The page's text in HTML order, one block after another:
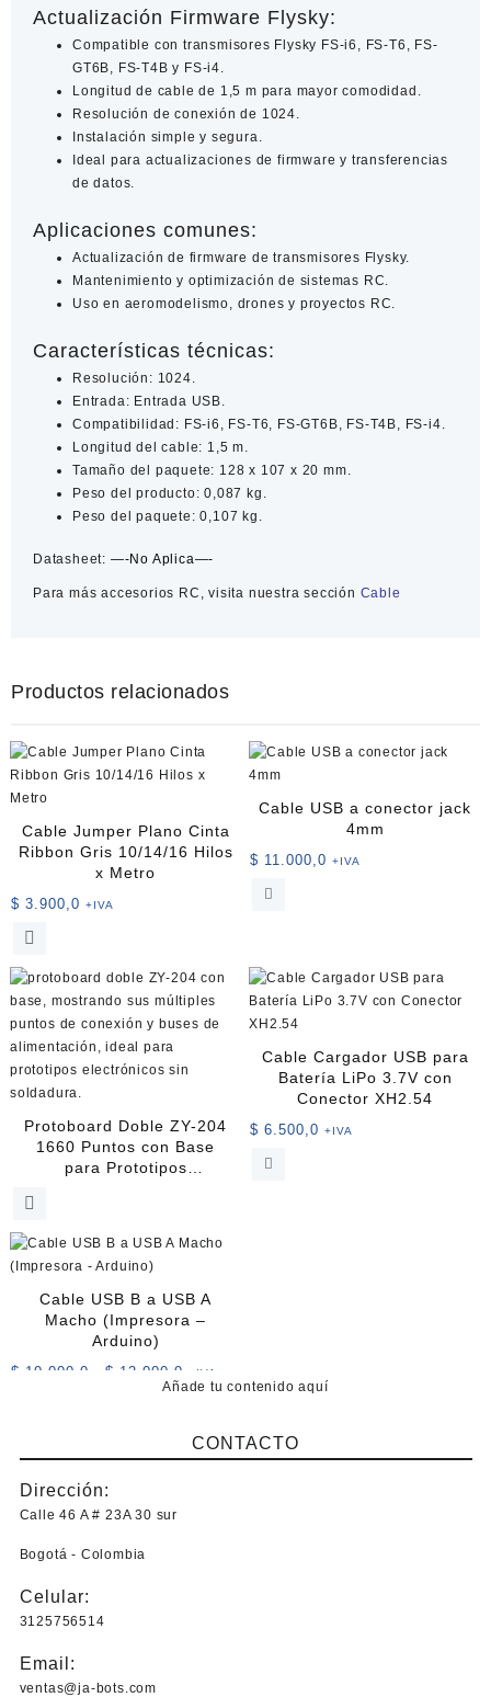
Actualización Firmware Flysky:
Compatible con transmisores Flysky FS-i6, FS-T6, FS-
GT6B, FS-T4B y FS-i4.
Longitud de cable de 1,5 m para mayor comodidad.
Resolución de conexión de 1024.
Instalación simple y segura.
Ideal para actualizaciones de firmware y transferencias
de datos.
Aplicaciones comunes:
Actualización de firmware de transmisores Flysky.
Mantenimiento y optimización de sistemas RC.
Uso en aeromodelismo, drones y proyectos RC.
Características técnicas:
Resolución: 1024.
Entrada: Entrada USB.
Compatibilidad: FS-i6, FS-T6, FS-GT6B, FS-T4B, FS-i4.
Longitud del cable: 1,5 m.
Tamaño del paquete: 128 x 107 x 20 mm.
Peso del producto: 0,087 kg.
Peso del paquete: 0,107 kg.
Datasheet: —-No Aplica—-
Para más accesorios RC, visita nuestra sección Cable
Productos relacionados
Cable Jumper Plano Cinta
Ribbon Gris 10/14/16 Hilos
x Metro
$ 3.900,0 +IVA
Este
tiene
múltiples
variantes.
Las
opciones
se
elegir
página
de
producto
Cable USB a conector jack
4mm
$ 11.000,0 +IVA
Protoboard Doble ZY-204
1660 Puntos con Base
para Prototipos
Cable Cargador USB para
Batería LiPo 3.7V con
Conector XH2.54
$ 6.500,0 +IVA
Cable USB B a USB A
Macho (Impresora –
Arduino)
$ 10.000,0 $ 12.000,0 Rango
de
desde
$ 10.000,0
+IVA
variantes.
Las
se
elegir
en
Añade tu contenido aquí
CONTACTO
Dirección:
Calle 46 A # 23A 30 sur
Bogotá - Colombia
Celular:
3125756514
Email:
ventas@ja-bots.com